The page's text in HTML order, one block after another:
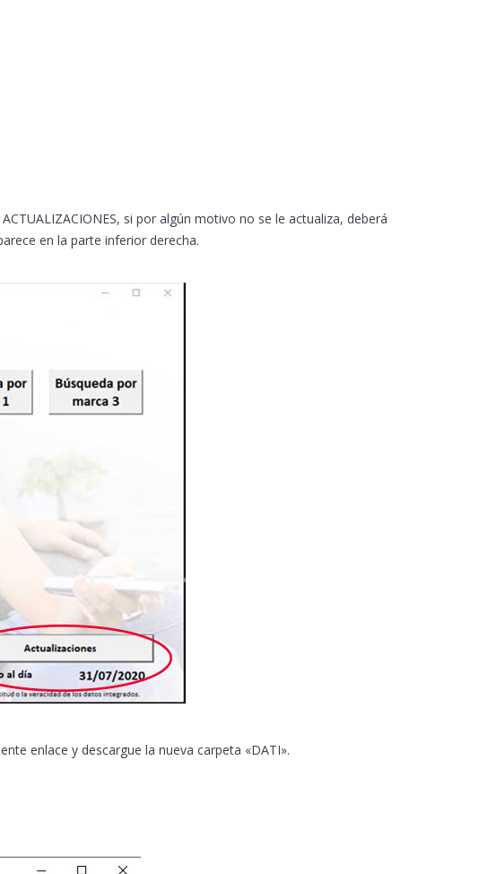
si por algún motivo no se le actualiza, deberá
en la parte inferior derecha.
enlace y descargue la nueva carpeta «DATI».